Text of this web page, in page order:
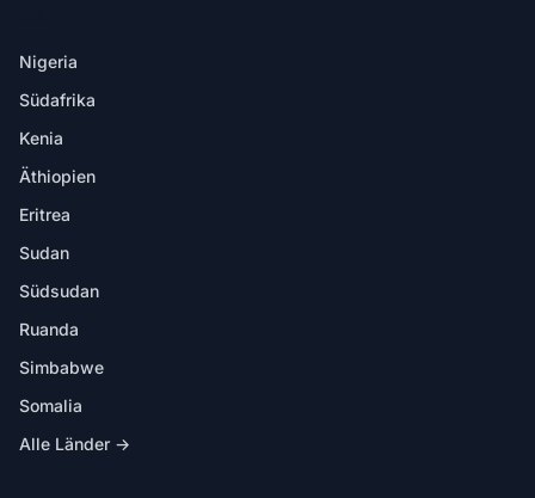
Nigeria
Südafrika
Kenia
Äthiopien
Eritrea
Sudan
Südsudan
Ruanda
Simbabwe
Somalia
Alle Länder →